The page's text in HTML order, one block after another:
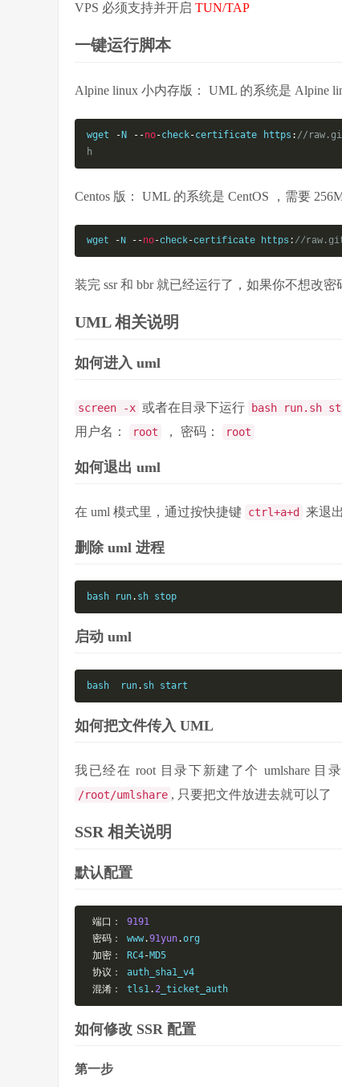
VPS 必须支持并开启 TUN/TAP
一键运行脚本
Alpine linux 小内存版： UML 的系统是 Alpine
wget - N --no-check-certificate https : //
h
Centos 版： UML 的系统是 CentOS ，需要
wget -N --no-check-certificate https : //
装完 ssr 和 bbr 就已经运行了，如果你不想改
UML 相关说明
如何进入 uml
screen -x 或者在目录下运行 bash run.sh
用户名： root ， 密码： root
如何退出 uml
在 uml 模式里，通过按快捷键 ctrl+a+d 来退
删除 uml 进程
bash run. sh stop
启动 uml
bash  run. sh start
如何把文件传入 UML
我已经在 root 目录下新建了个 umlshare 目
/root/umlshare , 只要把文件放进去就可以了
SSR 相关说明
默认配置
端口：
9191
密码：
www.91yun.org
加密：
RC4-MD5
协议：
auth_sha1_v4
混淆：
tls1.2 _ticket_auth
如何修改 SSR 配置
第一步